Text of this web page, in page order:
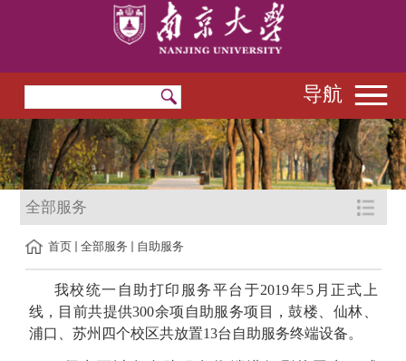
导航
全部服务
首页 全部服务 自助服务
我校统一自助打印服务平台于2019年5 月正式上
线，目前共提供300余项自助服务项目，鼓楼、仙林、
浦口、苏州四个校区共放置13台自助服务终端设备。